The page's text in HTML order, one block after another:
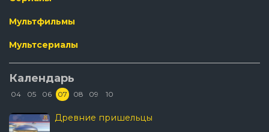
Мультфильмы
Мультсериалы
Календарь
04 05 06 07 08 09 10
Древние пришельцы